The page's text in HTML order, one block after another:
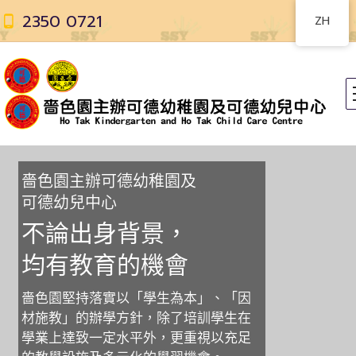
2350 0721
嗇色園主辦可德幼稚園及
可德幼兒中心
不論出身背景 ，
均有教育的機會
嗇色園堅持落實以「學生為本」、「因
材施教」的辦學方針，除了培訓學生在
學業上達致一定水平外，更重視以充足
ZH